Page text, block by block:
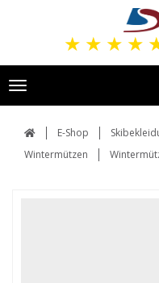
★ ★ ★ ★
Toggle
navigation
E-Shop
Wintermützen